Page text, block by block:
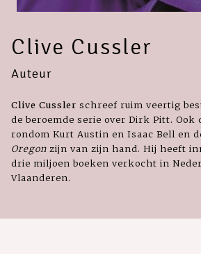
Clive Cussler
Auteur
Clive Cussler schreef ruim veertig
de beroemde serie over Dirk Pitt.
rondom Kurt Austin en Isaac Bell en
Oregon zijn van zijn hand. Hij heeft
drie miljoen boeken verkocht in
Vlaanderen.